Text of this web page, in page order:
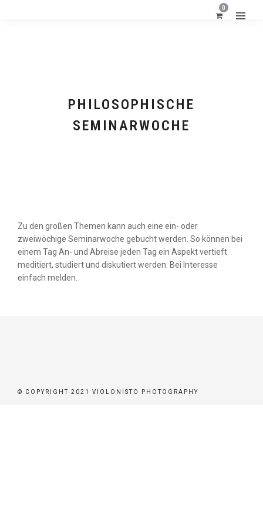
0
PHILOSOPHISCHE
SEMINARWOCHE
Zu den großen Themen kann auch eine ein- oder
zweiwöchige Seminarwoche gebucht werden. So können bei
einem Tag An- und Abreise jeden Tag ein Aspekt vertieft
meditiert, studiert und diskutiert werden. Bei Interesse
einfach melden.
© COPYRIGHT 2021 VIOLONISTO PHOTOGRAPHY